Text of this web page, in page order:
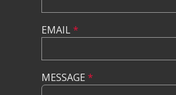
EMAIL*
MESSAGE *